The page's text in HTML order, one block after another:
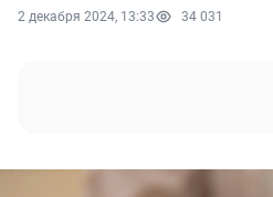
2 декабря 2024, 13:33 34 031